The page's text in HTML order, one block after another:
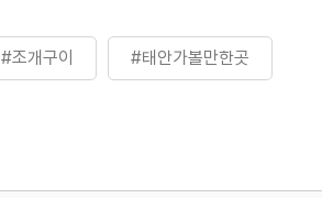
#조개구이 #태안가볼만한곳